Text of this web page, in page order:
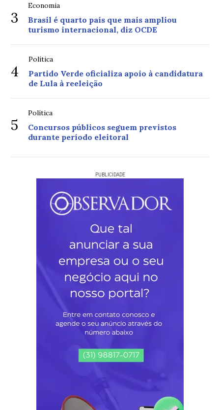
3
Economia
Brasil é quarto país que mais ampliou
turismo internacional, diz OCDE
4
Política
Partido Verde oficializa apoio à candidatura
de Lula à reeleição
5
Política
Concursos públicos seguem previstos
durante período eleitoral
PUBLICIDADE